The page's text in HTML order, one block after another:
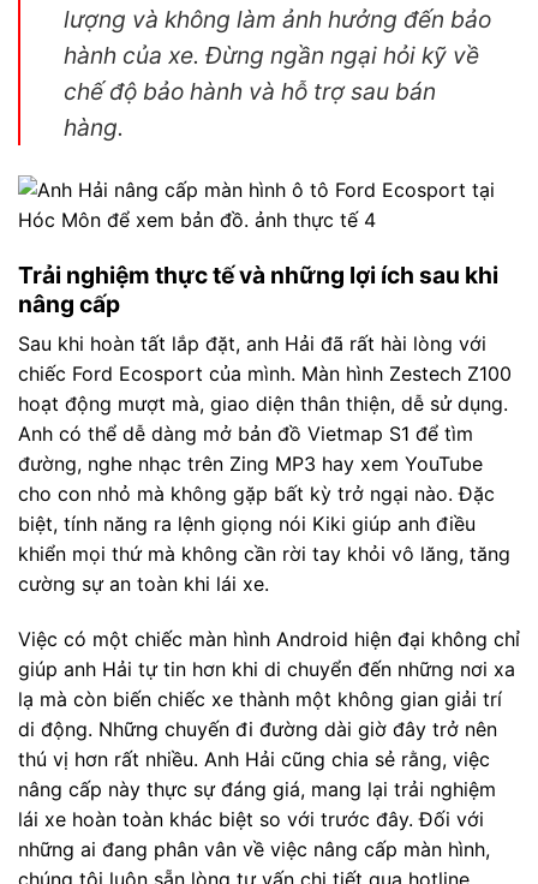
lượng và không làm ảnh hưởng đến bảo
hành của xe. Đừng ngần ngại hỏi kỹ về
chế độ bảo hành và hỗ trợ sau bán
hàng.
Trải nghiệm thực tế và những lợi ích sau khi
nâng cấp
Sau khi hoàn tất lắp đặt, anh Hải đã rất hài lòng với
chiếc Ford Ecosport của mình. Màn hình Zestech Z100
hoạt động mượt mà, giao diện thân thiện, dễ sử dụng.
Anh có thể dễ dàng mở bản đồ Vietmap S1 để tìm
đường, nghe nhạc trên Zing MP3 hay xem YouTube
cho con nhỏ mà không gặp bất kỳ trở ngại nào. Đặc
biệt, tính năng ra lệnh giọng nói Kiki giúp anh điều
khiển mọi thứ mà không cần rời tay khỏi vô lăng, tăng
cường sự an toàn khi lái xe.
Việc có một chiếc màn hình Android hiện đại không chỉ
giúp anh Hải tự tin hơn khi di chuyển đến những nơi xa
lạ mà còn biến chiếc xe thành một không gian giải trí
di động. Những chuyến đi đường dài giờ đây trở nên
thú vị hơn rất nhiều. Anh Hải cũng chia sẻ rằng, việc
nâng cấp này thực sự đáng giá, mang lại trải nghiệm
lái xe hoàn toàn khác biệt so với trước đây. Đối với
những ai đang phân vân về việc nâng cấp màn hình,